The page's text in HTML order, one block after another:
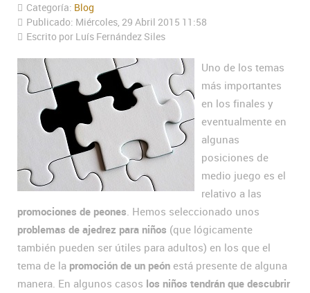
Categoría: Blog
Publicado: Miércoles, 29 Abril 2015 11:58
Escrito por Luís Fernández Siles
Uno de los temas
más importantes
en los finales y
eventualmente en
algunas
posiciones de
medio juego es el
relativo a las
promociones de peones . Hemos seleccionado unos
problemas de ajedrez para niños (que lógicamente
también pueden ser útiles para adultos) en los que el
tema de la promoción de un peón está presente de alguna
manera. En algunos casos los niños tendrán que descubrir